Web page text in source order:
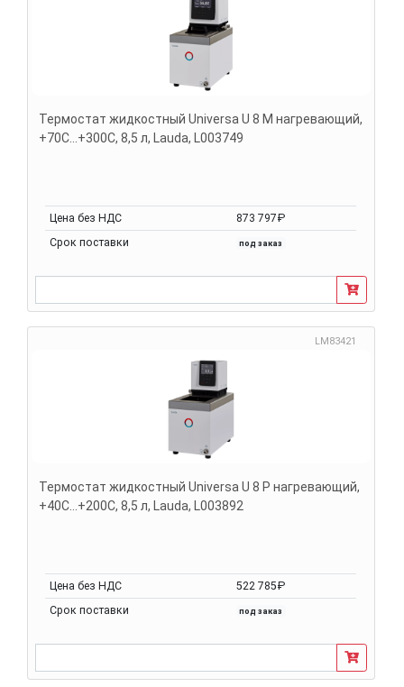
Термостат жидкостный Universa U 8 M нагревающий,
+70С...+300С, 8,5 л, Lauda, L003749
Цена без НДС
873 797₽
Срок поставки
под заказ
LM83421
Термостат жидкостный Universa U 8 P нагревающий,
+40С...+200С, 8,5 л, Lauda, L003892
Цена без НДС
522 785₽
Срок поставки
под заказ